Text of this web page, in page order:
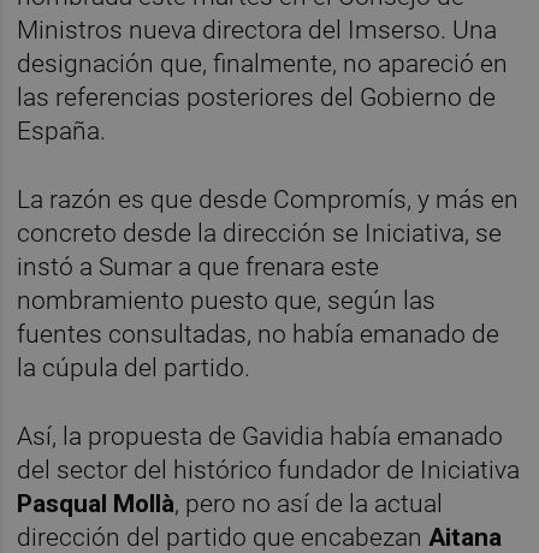
Ministros nueva directora del Imserso. Una
designación que, finalmente, no apareció en
las referencias posteriores del Gobierno de
España.
La razón es que desde Compromís, y más en
concreto desde la dirección se Iniciativa, se
instó a Sumar a que frenara este
nombramiento puesto que, según las
fuentes consultadas, no había emanado de
la cúpula del partido.
Así, la propuesta de Gavidia había emanado
del sector del histórico fundador de Iniciativa
Pasqual Mollà, pero no así de la actual
dirección del partido que encabezan Aitana